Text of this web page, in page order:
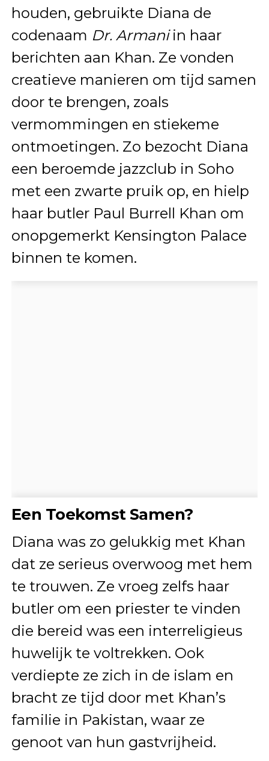
houden, gebruikte Diana de
codenaam Dr. Armaniin haar
berichten aan Khan. Ze vonden
creatieve manieren om tijd samen
door te brengen, zoals
vermommingen en stiekeme
ontmoetingen. Zo bezocht Diana
een beroemde jazzclub in Soho
met een zwarte pruik op, en hielp
haar butler Paul Burrell Khan om
onopgemerkt Kensington Palace
binnen te komen.
Een Toekomst Samen?
Diana was zo gelukkig met Khan
dat ze serieus overwoog met hem
te trouwen. Ze vroeg zelfs haar
butler om een priester te vinden
die bereid was een interreligieus
huwelijk te voltrekken. Ook
verdiepte ze zich in de islam en
bracht ze tijd door met Khan’s
familie in Pakistan, waar ze
genoot van hun gastvrijheid.